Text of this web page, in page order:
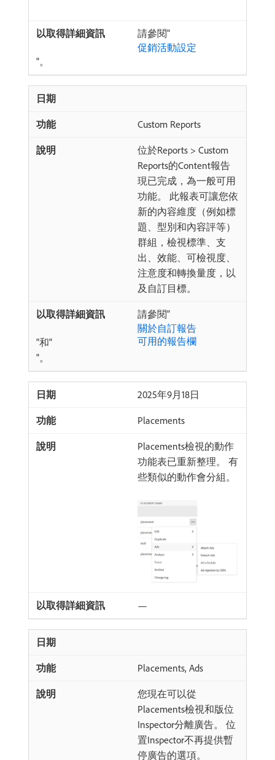
請參閱"
促銷活動設定
"。
Custom Reports
位於Reports > Custom
Reports的Content報告
現已完成，為一般可用
功能。 此報表可讓您依
新的內容維度（例如標
題、型別和內容評等）
群組，檢視標準、支
出、效能、可檢視度、
注意度和轉換量度，以
及自訂目標。
請參閱"
關於自訂報告
"和"
可用的報告欄
"。
2025年9月18日
Placements
Placements檢視的動作
功能表已重新整理。 有
些類似的動作會分組。
—
Placements, Ads
您現在可以從
Placements檢視和版位
Inspector分離廣告。 位
置Inspector不再提供暫
停廣告的選項。